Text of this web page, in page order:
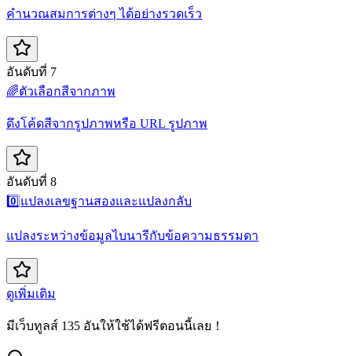
คำนวณสมการต่างๆ ได้อย่างรวดเร็ว
อันดับที่ 7
🌈ตัวเลือกสีจากภาพ
ดึงโค้ดสีจากรูปภาพหรือ URL รูปภาพ
อันดับที่ 8
0️⃣ แปลงเลขฐานสองและแปลงกลับ
แปลงระหว่างข้อมูลไบนารีกับข้อความธรรมดา
ดูเพิ่มเติม
มีเว็บทูลส์ 135 อันให้ใช้ได้ฟรีตอนนี้เลย！